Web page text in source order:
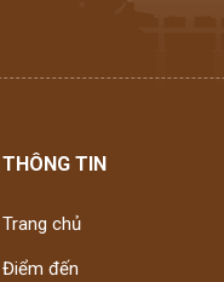
THÔNG TIN
Trang chủ
Điểm đến